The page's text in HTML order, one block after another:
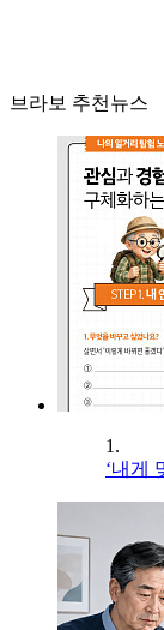
브라보 추천뉴스
1.
‘내게